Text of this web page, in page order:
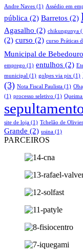
Andre Naves (1) Assédio em
pública (2) Barretos (2)
Agasalho (2) chikungunya
(2) curso (2) curso Práticas
Municipal de Bebedouro
emprego (1) entulhos (2)
municipal (1) golpes via pix (1)
(3) Nota Fiscal Paulista (1)
(1) processo seletivo (1)
site de loja (1) Tchelão de
Grande (2) usina (1)
PARCEIROS